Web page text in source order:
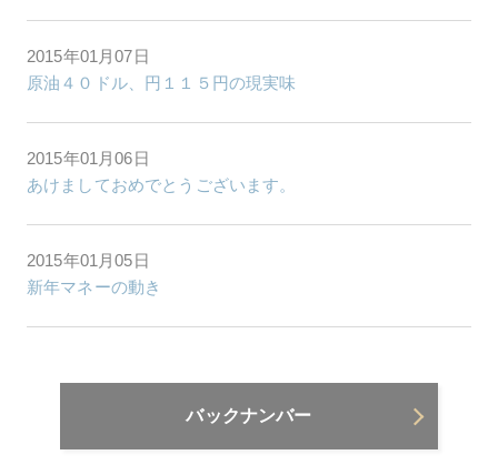
2015年01月07日
原油４０ドル、円１１５円の現実味
2015年01月06日
あけましておめでとうございます。
2015年01月05日
新年マネーの動き
バックナンバー